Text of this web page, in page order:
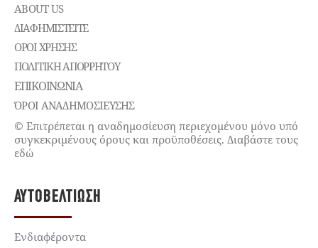
ABOUT US
ΔΙΑΦΗΜΙΣΤΕΊΤΕ
ΌΡΟΙ ΧΡΉΣΗΣ
ΠΟΛΙΤΙΚΉ ΑΠΟΡΡΉΤΟΥ
ΕΠΙΚΟΙΝΩΝΊΑ
ΌΡΟΙ ΑΝΑΔΗΜΟΣΙΕΥΣΗΣ
© Επιτρέπεται η αναδημοσίευση περιεχομένου μόνο υπό
συγκεκριμένους όρους και προϋποθέσεις. Διαβάστε τους
εδώ
ΑΥΤΟΒΕΛΤΊΩΣΗ
Ενδιαφέροντα